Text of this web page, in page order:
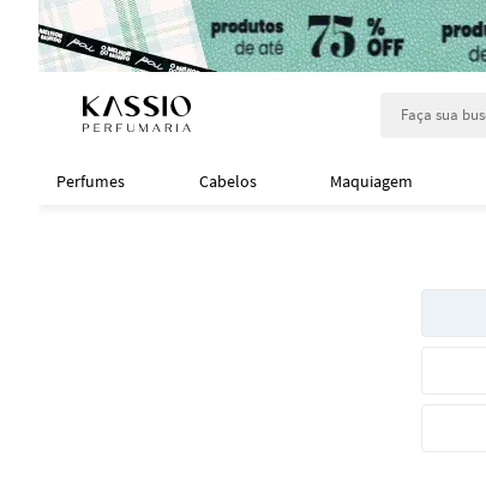
Perfumes Cabelos Maquiagem